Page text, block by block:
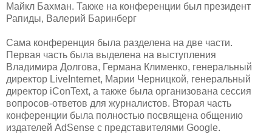
Майкл Бахман. Также на конференции был президент
Рапиды, Валерий Баринберг
Сама конференция была разделена на две части.
Первая часть была выделена на выступления
Владимира Долгова, Германа Клименко, генеральный
директор LiveInternet, Марии Черницкой, генеральный
директор iConText, а также была организована сессия
вопросов-ответов для журналистов. Вторая часть
конференции была полностью посвящена общению
издателей AdSense с представителями Google.